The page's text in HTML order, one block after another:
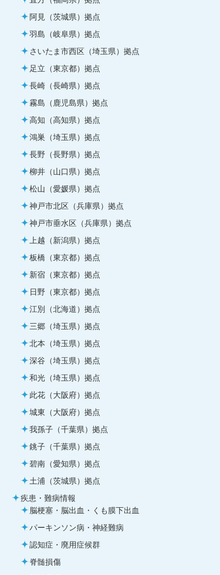
阿見（茨城県）拠点
羽島（岐阜県）拠点
さいたま市西区（埼玉県）拠点
足立（東京都）拠点
長崎（長崎県）拠点
霧島（鹿児島県）拠点
高知（高知県）拠点
鴻巣（埼玉県）拠点
長野（長野県）拠点
柳井（山口県）拠点
松山（愛媛県）拠点
神戸市北区（兵庫県）拠点
神戸市垂水区（兵庫県）拠点
上越（新潟県）拠点
板橋（東京都）拠点
新宿（東京都）拠点
日野（東京都）拠点
江別（北海道）拠点
三郷（埼玉県）拠点
北本（埼玉県）拠点
深谷（埼玉県）拠点
和光（埼玉県）拠点
此花（大阪府）拠点
城東（大阪府）拠点
我孫子（千葉県）拠点
銚子（千葉県）拠点
碧南（愛知県）拠点
土浦（茨城県）拠点
疾患・難病情報
脳梗塞・脳出血・くも膜下出血
パーキンソン病・神経難病
認知症・廃用症候群
脊髄損傷